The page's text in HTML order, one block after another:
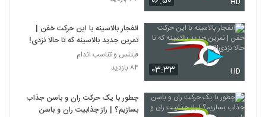
۰۳:۳۳ HD
انفجار بالاسینه با این حرکت خفن |
تمرین جدید بالاسینه که تا حالا نزدی!!!
فیتنس و تناسب اندام
۸۴ بازدید
چطور با یک حرکت ران و باسن جذاب
بسازیم؟ | راز جذابیت ران و باسن